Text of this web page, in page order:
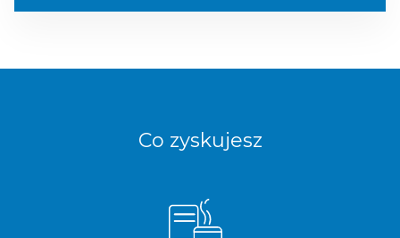
Co zyskujesz